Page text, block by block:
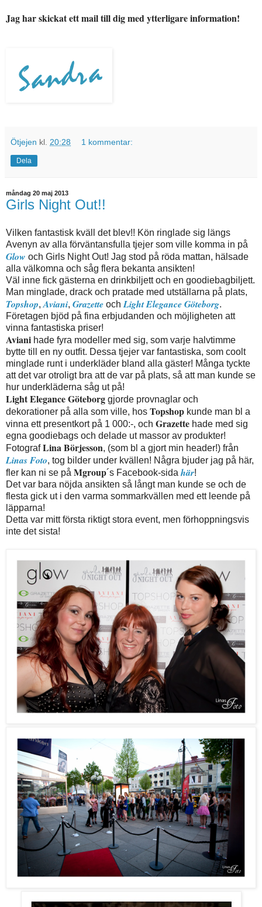
Jag har skickat ett mail till dig med ytterligare information!
Ötjejen kl. 20:28 1 kommentar:
Dela
måndag 20 maj 2013
Girls Night Out!!
Vilken fantastisk kväll det blev!! Kön ringlade sig längs
Avenyn av alla förväntansfulla tjejer som ville komma in på
Glow och Girls Night Out! Jag stod på röda mattan, hälsade
alla välkomna och såg flera bekanta ansikten!
Väl inne fick gästerna en drinkbiljett och en goodiebagbiljett.
Man minglade, drack och pratade med utställarna på plats,
Topshop, Aviani, Grazette och Light Elegance Göteborg.
Företagen bjöd på fina erbjudanden och möjligheten att
vinna fantastiska priser!
Aviani hade fyra modeller med sig, som varje halvtimme
bytte till en ny outfit. Dessa tjejer var fantastiska, som coolt
minglade runt i underkläder bland alla gäster! Många tyckte
att det var otroligt bra att de var på plats, så att man kunde se
hur underkläderna såg ut på!
Light Elegance Göteborg gjorde provnaglar och
dekorationer på alla som ville, hos Topshop kunde man bl a
vinna ett presentkort på 1 000:-, och Grazette hade med sig
egna goodiebags och delade ut massor av produkter!
Fotograf Lina Börjesson, (som bl a gjort min header!) från
Linas Foto, tog bilder under kvällen! Några bjuder jag på här,
fler kan ni se på Mgroup´s Facebook-sida här!
Det var bara nöjda ansikten så långt man kunde se och de
flesta gick ut i den varma sommarkvällen med ett leende på
läpparna!
Detta var mitt första riktigt stora event, men förhoppningsvis
inte det sista!